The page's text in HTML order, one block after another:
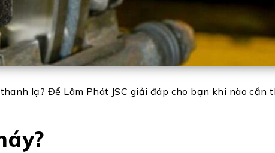
lạ? Để Lâm Phát JSC giải đáp cho bạn khi nào cần